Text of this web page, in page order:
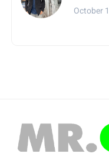
Politik
October